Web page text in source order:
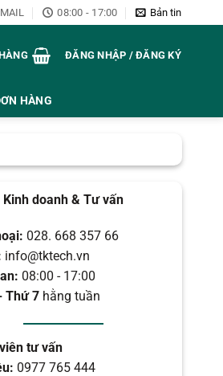
08:00 - 17:00 Bản tin
ĐĂNG NHẬP / ĐĂNG KÝ
HÀNG
Kinh doanh & Tư vấn
028. 668 357 66
info@tktech.vn
08:00 - 17:00
Thứ 7 hằng tuần
tư vấn
0977 765 444